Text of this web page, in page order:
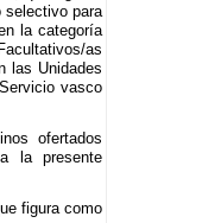
selectivo para
la categoría
as
las Unidades
vasco
ofertados
la presente
figura como